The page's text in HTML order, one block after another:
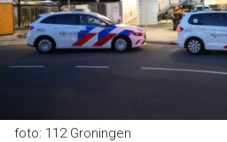
foto: 112 Groningen